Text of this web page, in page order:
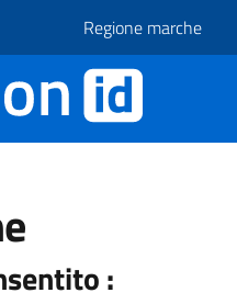
Regione marche
: